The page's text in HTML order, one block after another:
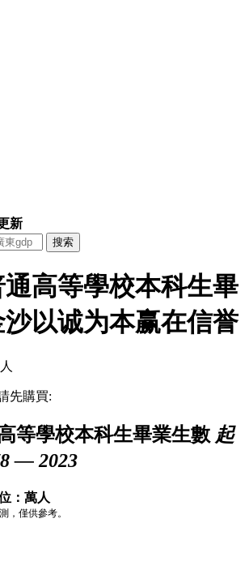
新
高等學校本科生畢
以诚为本赢在信誉
先購買:
等學校本科生畢業生數 起
— 2023
：萬人
，僅供參考。